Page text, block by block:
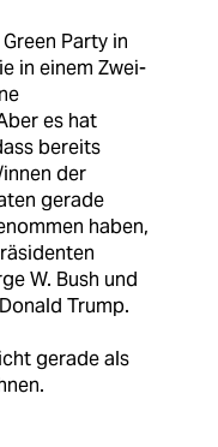
Party in
in einem Zwei-
es hat
bereits
der
gerade
haben,
W. Bush und
Trump.
gerade als